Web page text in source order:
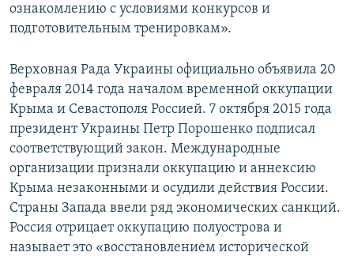
ознакомлению с условиями конкурсов и
подготовительным тренировкам».
Верховная Рада Украины официально объявила 20
февраля 2014 года началом временной оккупации
Крыма и Севастополя Россией. 7 октября 2015 года
президент Украины Петр Порошенко подписал
соответствующий закон. Международные
организации признали оккупацию и аннексию
Крыма незаконными и осудили действия России.
Страны Запада ввели ряд экономических санкций.
Россия отрицает оккупацию полуострова и
называет это «восстановлением исторической